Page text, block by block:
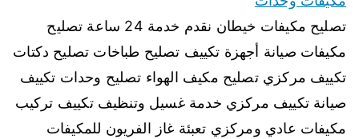
تصليح مكيفات خيطان نقدم خدمة 24 ساعة تصليح
مكيفات صيانة أجهزة تكييف تصليح طباخات تصليح دكتات
تكييف مركزي تصليح مكيف الهواء تصليح وحدات تكييف
صيانة تكييف مركزي خدمة غسيل وتنظيف تكييف تركيب
مكيفات عادي ومركزي تعبئة غاز الفريون للمكيفات